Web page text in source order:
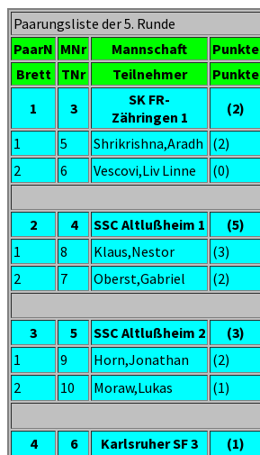
Paarungsliste der 5. Runde
PaarN MNr Mannschaft Punkte
Brett
TNr Teilnehmer Punkte
1
3
SK FR-
Zähringen 1
(2)
1
5 Shrikrishna,Aradh (2)
2
6 Vescovi,Liv Linne (0)
2 4 SSC Altlußheim 1 (5)
1
8 Klaus,Nestor (3)
2
7 Oberst,Gabriel (2)
3 5 SSC Altlußheim 2 (3)
1
9 Horn,Jonathan (2)
2
10 Moraw,Lukas (1)
4 6 Karlsruher SF 3 (1)